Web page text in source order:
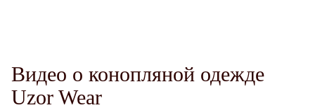
Видео о конопляной одежде
Uzor Wear